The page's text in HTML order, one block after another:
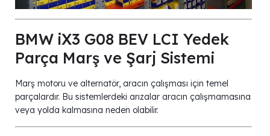
BMW iX3 G08 BEV LCI Yedek
Parça Marş ve Şarj Sistemi
Marş motoru ve alternatör, aracın çalışması için temel
parçalardır. Bu sistemlerdeki arızalar aracın çalışmamasına
veya yolda kalmasına neden olabilir.